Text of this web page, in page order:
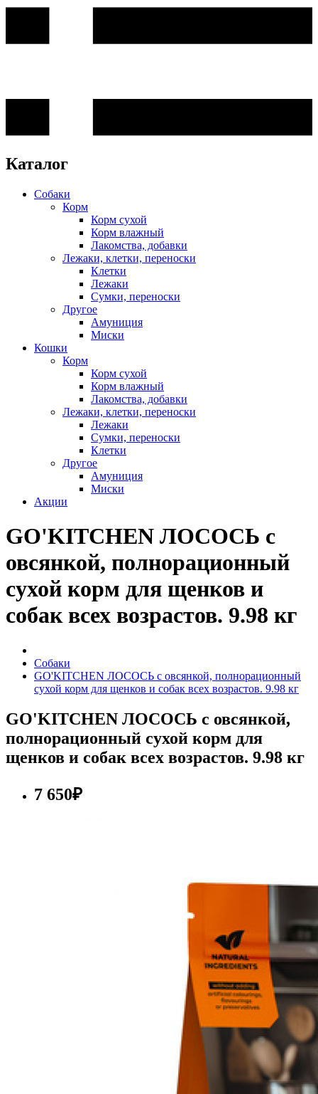
Каталог
Собаки
Корм
Корм сухой
Корм влажный
Лакомства, добавки
Лежаки, клетки, переноски
Клетки
Лежаки
Сумки, переноски
Другое
Амуниция
Миски
Кошки
Корм
Корм сухой
Корм влажный
Лакомства, добавки
Лежаки, клетки, переноски
Лежаки
Сумки, переноски
Клетки
Другое
Амуниция
Миски
Акции
GO'KITCHEN ЛОСОСЬ с
овсянкой, полнорационный
сухой корм для щенков и
собак всех возрастов. 9.98 кг
Собаки
GO'KITCHEN ЛОСОСЬ с овсянкой, полнорационный
сухой корм для щенков и собак всех возрастов. 9.98 кг
GO'KITCHEN ЛОСОСЬ с овсянкой,
полнорационный сухой корм для
щенков и собак всех возрастов. 9.98 кг
7 650₽